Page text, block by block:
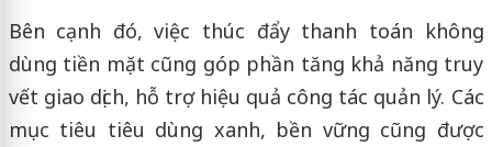
Bên cạnh đó, việc thúc đẩy thanh toán không
dùng tiền mặt cũng góp phần tăng khả năng truy
vết giao dịch, hỗ trợ hiệu quả công tác quản lý. Các
mục tiêu tiêu dùng xanh, bền vững cũng được